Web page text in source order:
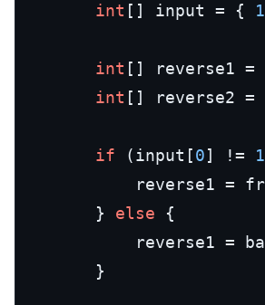
int [] input = { 1
int [] reverse1 =
int [] reverse2 =
if (input[0] != 1
		}
else {